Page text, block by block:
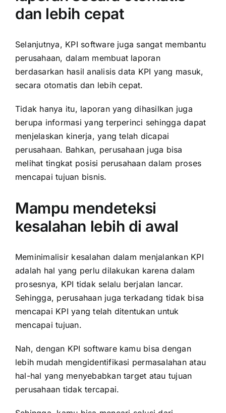
dan lebih cepat
Selanjutnya, KPI software juga sangat membantu
perusahaan, dalam membuat laporan
berdasarkan hasil analisis data KPI yang masuk,
secara otomatis dan lebih cepat.
Tidak hanya itu, laporan yang dihasilkan juga
berupa informasi yang terperinci sehingga dapat
menjelaskan kinerja, yang telah dicapai
perusahaan. Bahkan, perusahaan juga bisa
melihat tingkat posisi perusahaan dalam proses
mencapai tujuan bisnis.
Mampu mendeteksi
kesalahan lebih di awal
Meminimalisir kesalahan dalam menjalankan KPI
adalah hal yang perlu dilakukan karena dalam
prosesnya, KPI tidak selalu berjalan lancar.
Sehingga, perusahaan juga terkadang tidak bisa
mencapai KPI yang telah ditentukan untuk
mencapai tujuan.
Nah, dengan KPI software kamu bisa dengan
lebih mudah mengidentifikasi permasalahan atau
hal-hal yang menyebabkan target atau tujuan
perusahaan tidak tercapai.